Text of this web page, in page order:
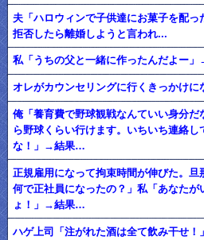
夫「ハロウィンで子供達にお菓子を配
拒否したら離婚しようと言われ...
私「うちの父と一緒に作ったんだよー
オレがカウンセリングに行くきっかけに
俺「養育費で野球観戦なんていい身分だ
ら野球くらい行けます。いちいち連絡
な！」→結果…
正規雇用になって拘束時間が伸びた。旦
何で正社員になったの？」私「あなたが
ょ！」→結果…
ハゲ上司「注がれた酒は全て飲み干せ！